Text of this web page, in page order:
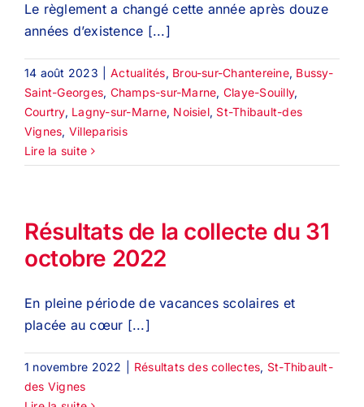
Le règlement a changé cette année après douze
années d’existence [...]
14 août 2023 Actualités, Brou-sur-Chantereine, Bussy-
Saint-Georges, Champs-sur-Marne, Claye-Souilly,
Courtry, Lagny-sur-Marne, Noisiel, St-Thibault-des
Vignes, Villeparisis
Lire la suite
Résultats de la collecte du 31
octobre 2022
En pleine période de vacances scolaires et
placée au cœur [...]
1 novembre 2022 Résultats des collectes, St-Thibault-
des Vignes